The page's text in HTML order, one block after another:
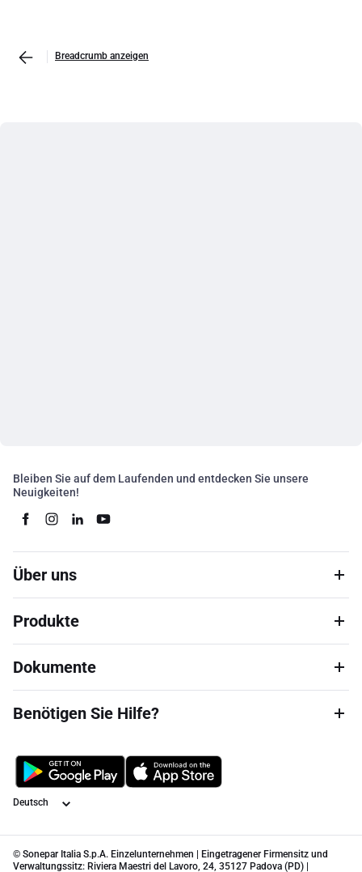
Breadcrumb anzeigen
Bleiben Sie auf dem Laufenden und entdecken Sie unsere
Neuigkeiten!
Über uns
Produkte
Dokumente
Benötigen Sie Hilfe?
Sprache
© Sonepar Italia S.p.A. Einzelunternehmen | Eingetragener Firmensitz und
Verwaltungssitz: Riviera Maestri del Lavoro, 24, 35127 Padova (PD) |